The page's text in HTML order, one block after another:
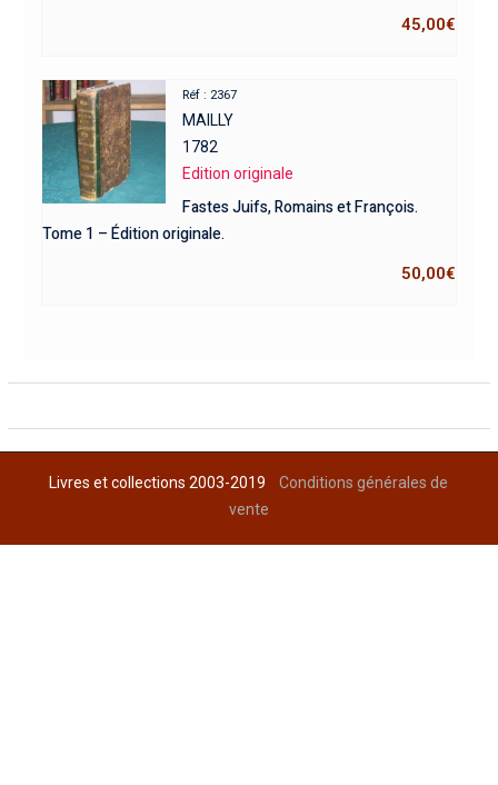
45,00€
Réf : 2367
MAILLY
1782
Edition originale
Fastes Juifs, Romains et François.
Tome 1 – Édition originale.
50,00€
Livres et collections 2003-2019Conditions générales de
vente